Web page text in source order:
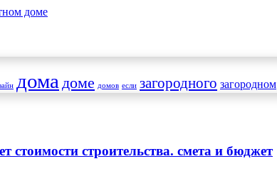
дома доме домов если загородного загородном
стоимости строительства. смета и бюджет